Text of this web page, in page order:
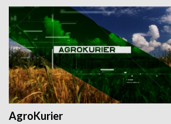
AgroKurier